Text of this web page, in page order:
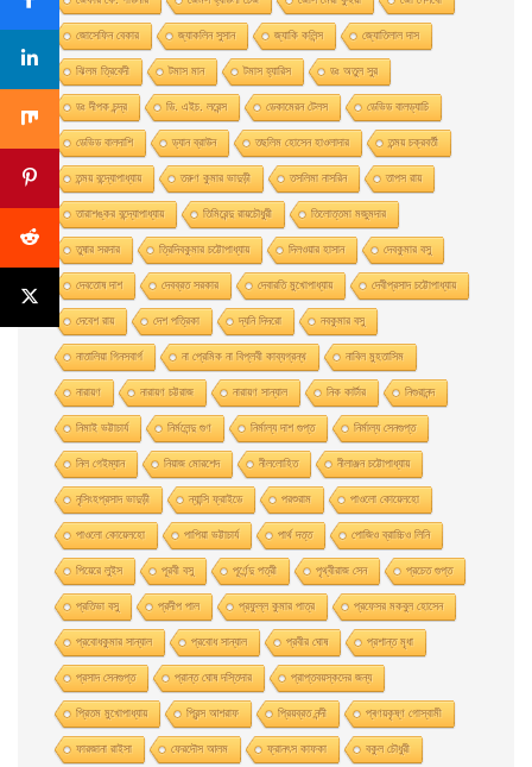
জোসেফিন বেকার জ্যাকলিন সুসান জ্যাকি কলিন্স জ্যোতিলাল দাস
ঝিলম ত্রিবেদী টমাস মান টমাস হ্যারিস ডঃ অতুল সুর
ডঃ দীপক চন্দ্র ডি. এইচ. লরেন্স ডেকামেরন টেলস ডেভিড বালড্যাচি
ডেভিড বালদাশি ড্যান ব্রাউন তছলিম হোসেন হাওলাদার তন্ময় চক্রবর্তী
তন্ময় বন্দ্যোপাধ্যায় তরুণ কুমার ভাদুড়ী তসলিমা নাসরিন তাপস রায়
তারাশঙ্কর বন্দ্যোপাধ্যায় তিমিরেন্দু রায়চৌধুরী তিলোত্তমা মজুমদার
তুষার সরদার ত্রিদিবকুমার চট্টোপাধ্যায় দিলওয়ার হাসান দেবকুমার বসু
দেবতোষ দাশ দেবব্রত সরকার দেবারতি মুখােপাধ্যায় দেবীপ্রসাদ চট্টোপাধ্যায়
দেবেশ রায় দেশ পত্রিকা দ্যনি দিদরো নবকুমার বসু
নাতালিয়া গিনসবার্গ না প্রেমিক না বিপ্লবী কাব্যগ্রন্থ নাবিল মুহতাসিম
নারায়ণ নারায়ণ চট্টরাজ নারায়ণ সান্যাল নিক কার্টার নিগুরানন্দ
নিমাই ভট্টাচার্য নির্মলেন্দু গুণ নির্মাল্য দাশ গুপ্ত নির্মাল্য সেনগুপ্ত
নিল গেইম্যান নিয়াজ মোরশেদ নীললােহিত নীলাঞ্জন চট্টোপাধ্যায়
নৃসিংহপ্রসাদ ভাদুড়ী ন্যান্সি ফ্রাইডে পরশুরাম পাওলাে কোয়েলহাে
পাওলাে কোয়েলহো পাপিয়া ভট্টাচার্য পার্থ দত্ত পােজিও ব্রাচ্চিও লিনি
পিয়েরে লুইস পূরবী বসু পূর্ণেন্দু পত্রী পৃথ্বীরাজ সেন প্রচেত গুপ্ত
প্রতিভা বসু প্রদীপ পাল প্রফুল্ল কুমার পাত্র প্রফেসর মকবুল হােসেন
প্রবােধকুমার সান্যাল প্রবােধ সান্যাল প্রবীর ঘােষ প্রশান্ত মৃধা
প্রসাদ সেনগুপ্ত প্রান্ত ঘোষ দস্তিদার প্রাপ্তবয়স্কদের জন্য
প্রিতম মুখোপাধ্যায় প্রিন্স আশরাফ প্রিয়ব্রত নন্দী প্ৰণয়কৃষ্ণ গোস্বামী
ফারজানা রাইসা ফেরদৌস আলম ফ্রানৎস কাফকা বকুল চৌধুরী